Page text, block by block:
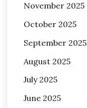
November 2025
October 2025
September 2025
August 2025
July 2025
June 2025